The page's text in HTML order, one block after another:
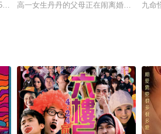
作，林超荣执导，谭咏麟 、陈小春、戚美珍
生日第二天，被发现在自家庄园离奇自杀，
高一女生丹丹的父母正在闹离婚，丹丹为
九命